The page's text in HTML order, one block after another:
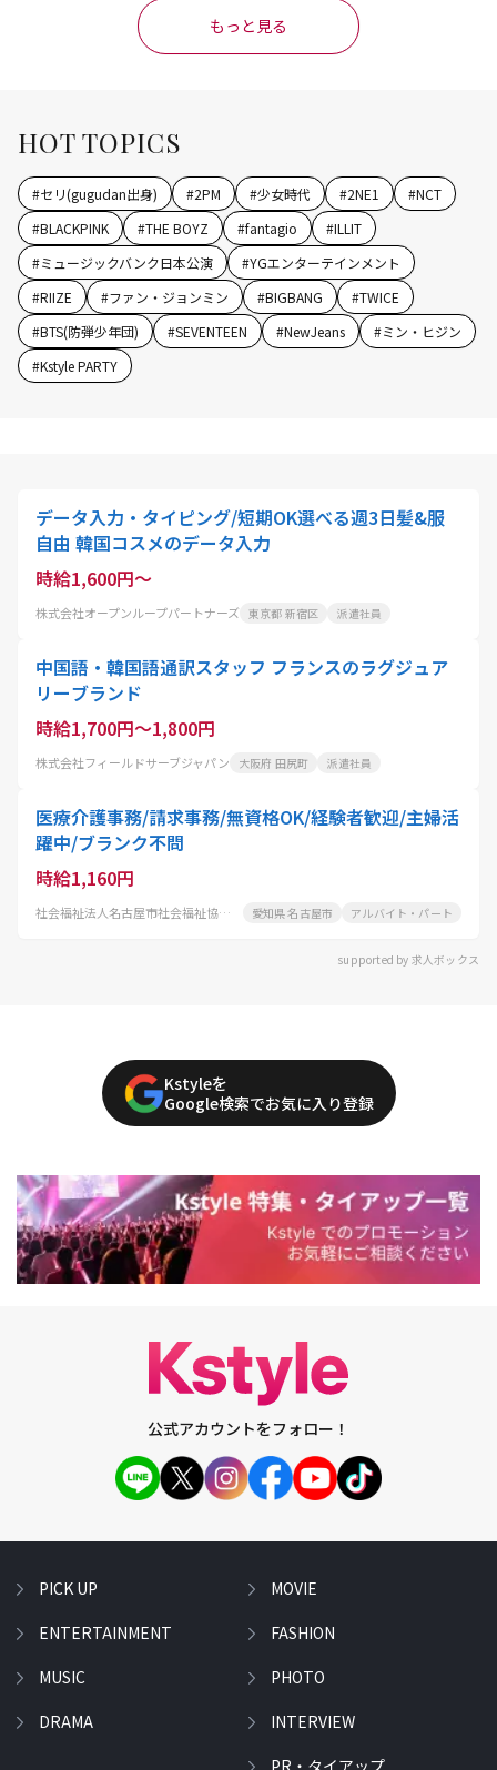
もっと見る
HOT TOPICS
#セリ(gugudan出身) #2PM #少女時代 #2NE1 #NCT
#BLACKPINK #THE BOYZ #fantagio #ILLIT
#ミュージックバンク日本公演 #YGエンターテインメント
#RIIZE #ファン・ジョンミン #BIGBANG #TWICE
#BTS(防弾少年団) #SEVENTEEN #NewJeans #ミン・ヒジン
#Kstyle PARTY
データ入力・タイピング/短期OK選べる週3日髪&服
自由 韓国コスメのデータ入力
時給1,600円～
株式会社オープンループパートナーズ 東京都 新宿区 派遣社員
中国語・韓国語通訳スタッフ フランスのラグジュア
リーブランド
時給1,700円～1,800円
株式会社フィールドサーブジャパン 大阪府 田尻町 派遣社員
医療介護事務/請求事務/無資格OK/経験者歓迎/主婦活
躍中/ブランク不問
時給1,160円
社会福祉法人名古屋市社会福祉協議会 昭和区西部いきいき支援センター 愛知県 名古屋市 アルバイト・パート
supported by 求人ボックス
Kstyleを
Google検索でお気に入り登録
公式アカウントをフォロー！
PICK UP
ENTERTAINMENT
MUSIC
DRAMA
MOVIE
FASHION
PHOTO
INTERVIEW